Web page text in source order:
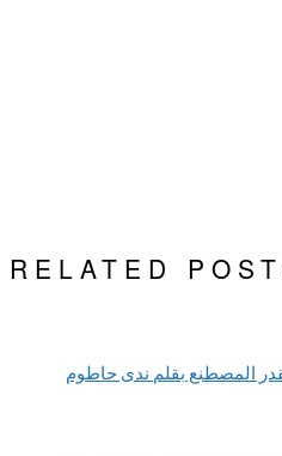
RELATED
المصطنع بقلم ندى حاطوم